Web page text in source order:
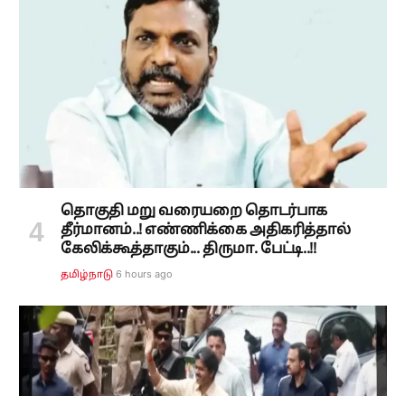
தொகுதி மறு வரையறை தொடர்பாக
தீர்மானம்..! எண்ணிக்கை அதிகரித்தால்
கேலிக்கூத்தாகும்... திருமா. பேட்டி..!!
தமிழ்நாடு 6 hours ago